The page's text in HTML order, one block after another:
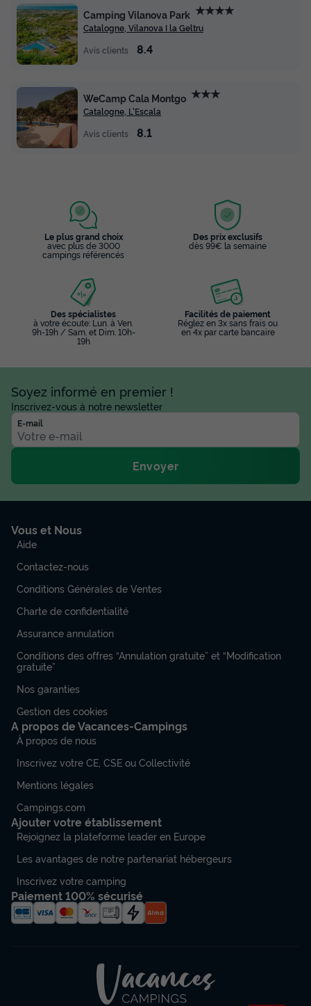
Meilleur prix pour 7 nuits
1 461 €
1 344,12 €
Voir les disponibilités
LODGE 2 personnes - Premium Lodge
Salle de bain
1
Accès wifi Animaux autorisés * Cafetière
Réfrigérateur
LODGE 2 personnes - Premium Lodge
du13/09/2026
Modifier les dates
1 344,12 € -8%
HÉBERGEMENT INSOLITE 4 personnes -
Tipi Experience Lodge
Annulation gratuite
Surface
Adultes
Lodge
13/09/2026 au
Meilleur prix pour 7 nuits
Modifier les dates
Voir les disponibilités
Camping Vilanova Park ★★★★
Catalogne, Vilanova I la Geltru
Avis clients
8.4
WeCamp Cala Montgo ★★★
Catalogne, L'Escala
Avis clients
8.1
Le plus grand choix
avec plus de 3000
campings référencés
Des prix exclusifs
dès 99€ la semaine
Des spécialistes
à votre écoute: Lun. à Ven.
9h-19h / Sam. et Dim. 10h-
19h
Facilités de paiement
Réglez en 3x sans frais ou
en 4x par carte bancaire
Soyez informé en premier !
Inscrivez-vous à notre newsletter
E-mail
Envoyer
Vous et Nous
Aide
Contactez-nous
Conditions Générales de Ventes
Charte de confidentialité
Assurance annulation
Conditions des offres “Annulation gratuite” et “Modification
gratuite”
Nos garanties
Gestion des cookies
A propos de Vacances-Campings
À propos de nous
Inscrivez votre CE, CSE ou Collectivité
Mentions légales
Campings.com
Ajouter votre établissement
Rejoignez la plateforme leader en Europe
Les avantages de notre partenariat hébergeurs
Inscrivez votre camping
Paiement 100% sécurisé